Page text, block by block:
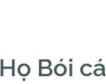
Họ Bói cá